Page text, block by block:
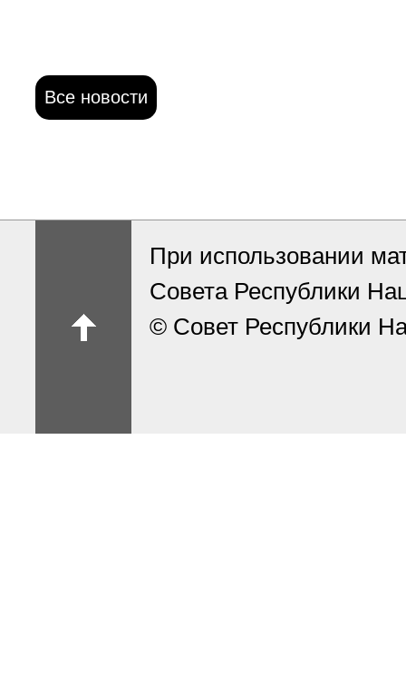
Все новости
При использовании
Совета Республики
© Совет Республики